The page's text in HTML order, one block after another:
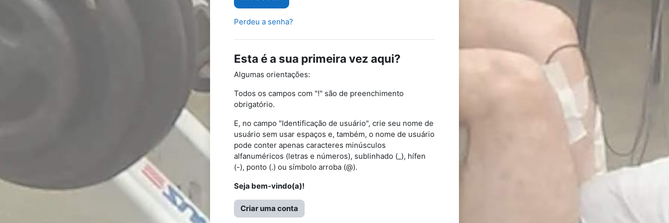
Perdeu a senha?
Esta é a sua primeira vez aqui?
Algumas orientações:
Todos os campos com "!" são de preenchimento
obrigatório.
E, no campo "Identificação de usuário", crie seu nome de
usuário sem usar espaços e, também, o nome de usuário
pode conter apenas caracteres minúsculos
alfanuméricos (letras e números), sublinhado (_), hífen
(-), ponto (.) ou símbolo arroba (@).
Seja bem-vindo(a)!
Criar uma conta